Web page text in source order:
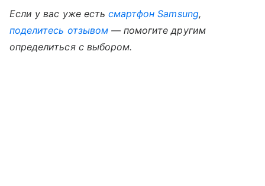
Если у вас уже есть смартфон Samsung,
поделитесь отзывом— помогите другим
определиться с выбором.